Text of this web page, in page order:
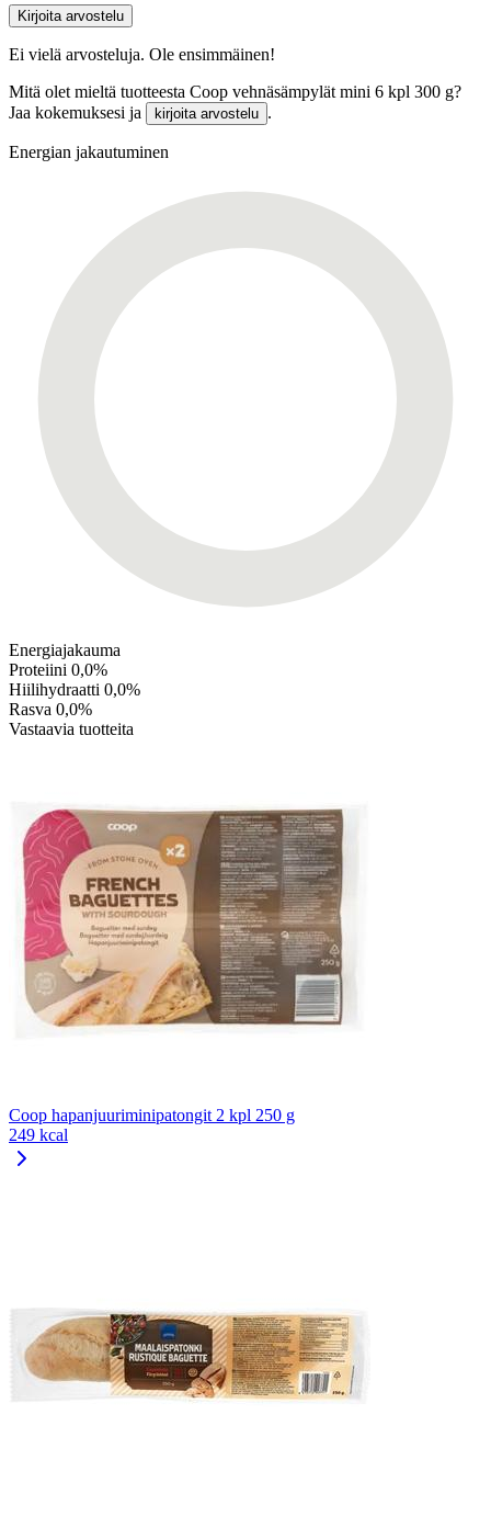
Kirjoita arvostelu
Ei vielä arvosteluja. Ole ensimmäinen!
Mitä olet mieltä tuotteesta Coop vehnäsämpylät mini 6 kpl 300 g?
Jaa kokemuksesi ja
kirjoita arvostelu .
Energian jakautuminen
Energiajakauma
Proteiini 0,0%
Hiilihydraatti 0,0%
Rasva 0,0%
Vastaavia tuotteita
Coop hapanjuuriminipatongit 2 kpl 250 g
249 kcal